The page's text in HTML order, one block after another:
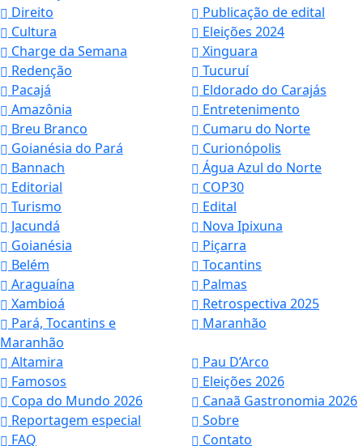
Direito
Publicação de edital
Cultura
Eleições 2024
Charge da Semana
Xinguara
Redenção
Tucuruí
Pacajá
Eldorado do Carajás
Amazônia
Entretenimento
Breu Branco
Cumaru do Norte
Goianésia do Pará
Curionópolis
Bannach
Água Azul do Norte
Editorial
COP30
Turismo
Edital
Jacundá
Nova Ipixuna
Goianésia
Piçarra
Belém
Tocantins
Araguaína
Palmas
Xambioá
Retrospectiva 2025
Pará, Tocantins e
Maranhão
Maranhão
Altamira
Pau D’Arco
Famosos
Eleições 2026
Copa do Mundo 2026
Canaã Gastronomia 2026
Reportagem especial
Sobre
FAQ
Contato